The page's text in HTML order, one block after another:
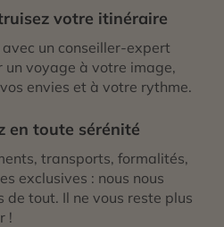
votre itinéraire
avec un conseiller-expert
un voyage à votre image,
envies et à votre rythme.
en toute sérénité
transports, formalités,
exclusives : nous nous
de tout. Il ne vous reste plus
!